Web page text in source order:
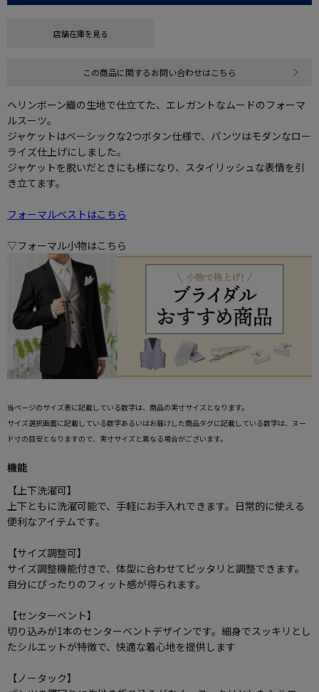
店舗在庫を見る
この商品に関するお問い合わせはこちら
ヘリンボーン織の生地で仕立てた、エレガントなムードのフォーマ
ルスーツ。
ジャケットはベーシックな2つボタン仕様で、パンツはモダンなロー
ライズ仕上げにしました。
ジャケットを脱いだときにも様になり、スタイリッシュな表情を引
き立てます。
フォーマルベストはこちら
▽フォーマル小物はこちら
当ページのサイズ表に記載している数字は、商品の実寸サイズとなります。
サイズ選択画面に記載している数字あるいはお届けした商品タグに記載している数字は、ヌー
ド寸の目安となりますので、実寸サイズと異なる場合がございます。
機能
【上下洗濯可】
上下ともに洗濯可能で、手軽にお手入れできます。日常的に使える
便利なアイテムです。
【サイズ調整可】
サイズ調整機能付きで、体型に合わせてピッタリと調整できます。
自分にぴったりのフィット感が得られます。
【センターベント】
切り込みが1本のセンターベントデザインです。細身でスッキリとし
たシルエットが特徴で、快適な着心地を提供します
【ノータック】